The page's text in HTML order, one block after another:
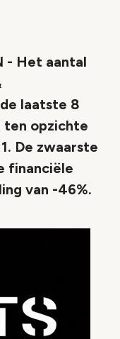
- Het aantal
laatste 8
ten opzichte
De zwaarste
financiële
van -46%.